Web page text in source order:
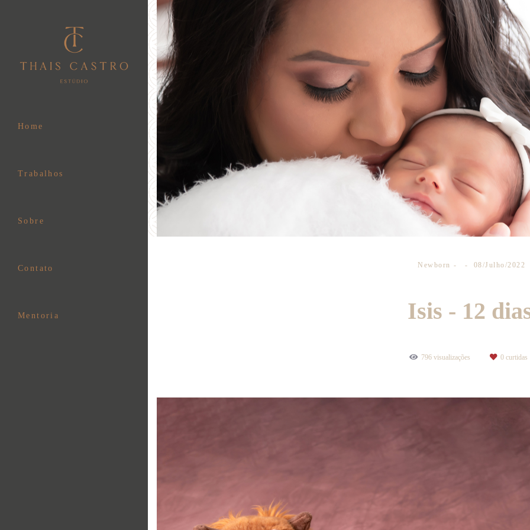
Home
Trabalhos
Sobre
Contato
Mentoria
Newborn 08/Julho/2022
Isis - 12
796 visualizações 0 curtidas